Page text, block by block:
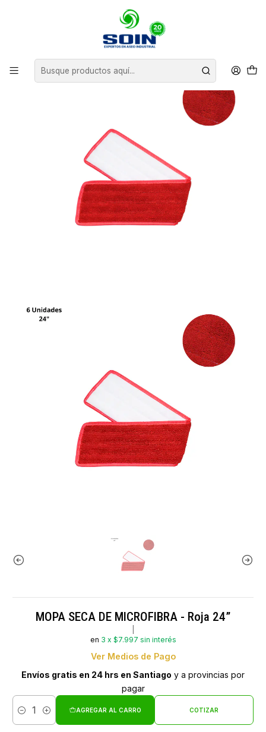
INSUMOS DE ASEO
MOPA SECA DE MICROFIBRA - Roja 24”
MOPA SECA DE MICROFIBRA - Roja 24”
en 3 x $7.997 sin interés
Ver Medios de Pago
Envíos gratis en 24 hrs en Santiago y a provincias por
pagar
Cantidad
AGREGAR AL CARRO COTIZAR